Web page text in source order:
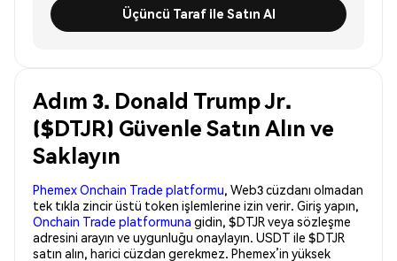
Üçüncü Taraf ile Satın Al
Adım 3. Donald Trump Jr.
($DTJR) Güvenle Satın Alın ve
Saklayın
Phemex Onchain Trade platformu, Web3 cüzdanı olmadan
tek tıkla zincir üstü token işlemlerine izin verir. Giriş yapın,
Onchain Trade platformuna gidin, $DTJR veya sözleşme
adresini arayın ve uygunluğu onaylayın. USDT ile $DTJR
satın alın, harici cüzdan gerekmez. Phemex’in yüksek